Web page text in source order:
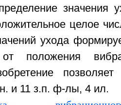
значения
целое
ухода
от положения
и 11 з.п. ф-лы, 4 ил.